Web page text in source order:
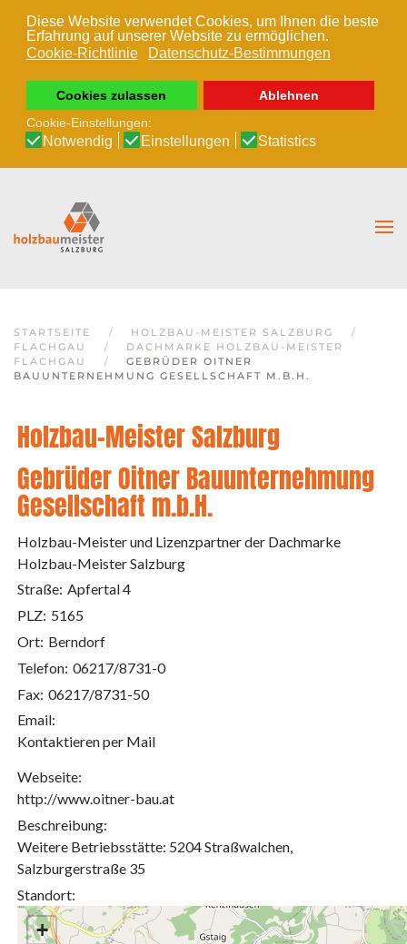
Diese Website verwendet Cookies, um Ihnen die beste
Erfahrung auf unserer Website zu ermöglichen.
Cookie-Richtlinie
Datenschutz-Bestimmungen
Cookies zulassen
Ablehnen
Cookie-Einstellungen:
Notwendig Einstellungen Statistics
Zum Hauptinhalt springen
STARTSEITE
HOLZBAU-MEISTER SALZBURG
FLACHGAU
DACHMARKE HOLZBAU-MEISTER
FLACHGAU
GEBRÜDER OITNER
BAUUNTERNEHMUNG GESELLSCHAFT M.B.H.
Holzbau-Meister Salzburg
Gebrüder Oitner Bauunternehmung
Gesellschaft m.b.H.
Holzbau-Meister und Lizenzpartner der Dachmarke
Holzbau-Meister Salzburg
Straße: Apfertal 4
PLZ: 5165
Ort: Berndorf
Telefon: 06217/8731-0
Fax: 06217/8731-50
Email:
Kontaktieren per Mail
Webseite:
http://www.oitner-bau.at
Beschreibung:
Weitere Betriebsstätte: 5204 Straßwalchen,
Salzburgerstraße 35
Standort:
+